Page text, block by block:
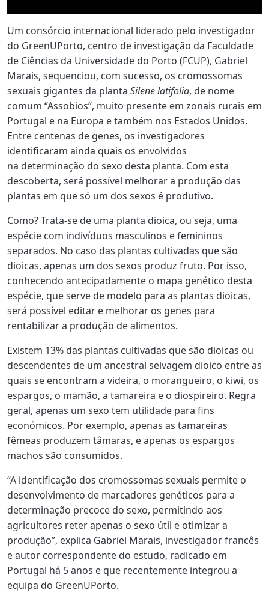
Um consórcio internacional liderado pelo investigador
do GreenUPorto, centro de investigação da Faculdade
de Ciências da Universidade do Porto (FCUP), Gabriel
Marais, sequenciou, com sucesso, os cromossomas
sexuais gigantes da planta Silene latifolia, de nome
comum “Assobios”, muito presente em zonais rurais em
Portugal e na Europa e também nos Estados Unidos.
Entre centenas de genes, os investigadores
identificaram ainda quais os envolvidos
na determinação do sexo desta planta. Com esta
descoberta, será possível melhorar a produção das
plantas em que só um dos sexos é produtivo.
Como? Trata-se de uma planta dioica, ou seja, uma
espécie com indivíduos masculinos e femininos
separados. No caso das plantas cultivadas que são
dioicas, apenas um dos sexos produz fruto. Por isso,
conhecendo antecipadamente o mapa genético desta
espécie, que serve de modelo para as plantas dioicas,
será possível editar e melhorar os genes para
rentabilizar a produção de alimentos.
Existem 13% das plantas cultivadas que são dioicas ou
descendentes de um ancestral selvagem dioico entre as
quais se encontram a videira, o morangueiro, o kiwi, os
espargos, o mamão, a tamareira e o diospireiro. Regra
geral, apenas um sexo tem utilidade para fins
económicos. Por exemplo, apenas as tamareiras
fêmeas produzem tâmaras, e apenas os espargos
machos são consumidos.
“A identificação dos cromossomas sexuais permite o
desenvolvimento de marcadores genéticos para a
determinação precoce do sexo, permitindo aos
agricultores reter apenas o sexo útil e otimizar a
produção”, explica Gabriel Marais, investigador francês
e autor correspondente do estudo, radicado em
Portugal há 5 anos e que recentemente integrou a
equipa do GreenUPorto.